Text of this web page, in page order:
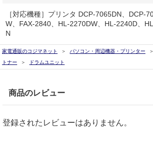
［対応機種］プリンタ DCP-7065DN、DCP-
W、FAX-2840、HL-2270DW、HL-2240D、
N
家電通販のコジマネット パソコン・周辺機器・プリンター
トナー
ドラムユニット
商品のレビュー
登録されたレビューはありません。